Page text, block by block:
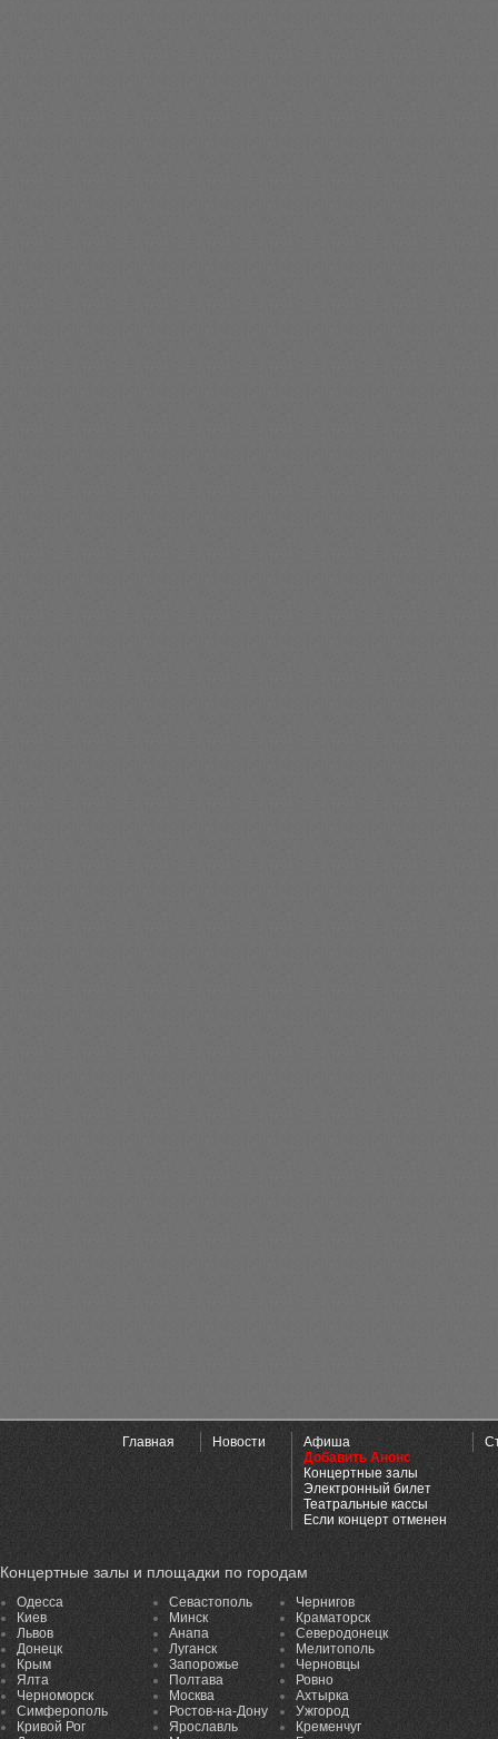
Главная Новости
Афиша
Добавить Анонс
Концертные залы
Электронный билет
Театральные кассы
Если концерт отменен
Концертные залы и площадки по городам
Одесса
Киев
Львов
Донецк
Крым
Ялта
Черноморск
Симферополь
Кривой Рог
Севастополь
Минск
Анапа
Луганск
Запорожье
Полтава
Москва
Ростов-на-Дону
Ярославль
Чернигов
Краматорск
Северодонецк
Мелитополь
Черновцы
Ровно
Ахтырка
Ужгород
Кременчуг